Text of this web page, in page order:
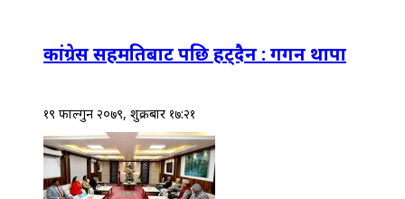
कांग्रेस सहमतिबाट पछि हट्दैन : गगन थापा
१९ फाल्गुन २०७९, शुक्रबार १७:२१